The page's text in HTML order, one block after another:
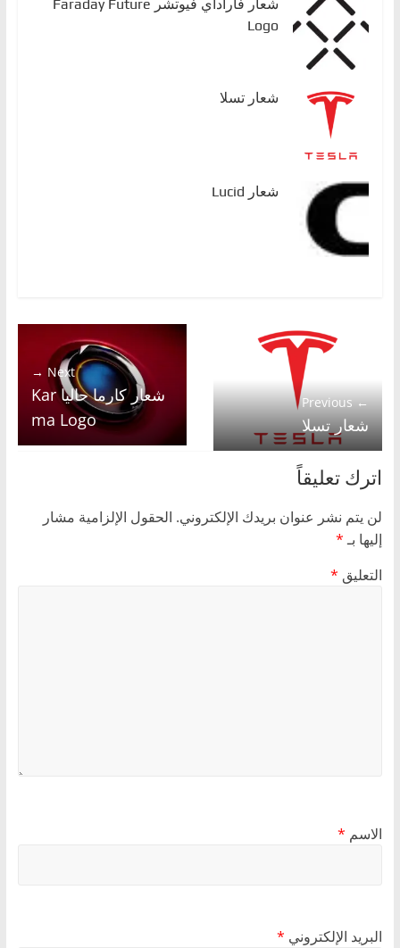
شعار فاراداي فيوتشر Faraday Future
Logo
شعار تسلا
شعار Lucid
← Previous
شعار تسلا
Next →
شعار كارما حاليا Kar
ma Logo
اترك تعليقاً
لن يتم نشر عنوان بريدك الإلكتروني. الحقول الإلزامية مشار
إليها بـ*
التعليق *
الاسم *
البريد الإلكتروني *